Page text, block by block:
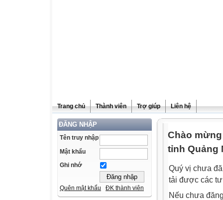
Trang chủ Thành viên Trợ giúp Liên hệ
ĐĂNG NHẬP
Tên truy nhập
Mật khẩu
Ghi nhớ
Quên mật khẩu ĐK thành viên
Chào
tỉnh Quảng
Quý vị chưa
tải được các
Nếu chưa